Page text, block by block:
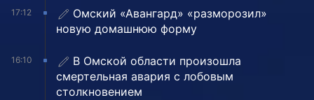
17:12
Омский «Авангард» «разморозил»
новую домашнюю форму
16:10
В Омской области произошла
смертельная авария с лобовым
столкновением